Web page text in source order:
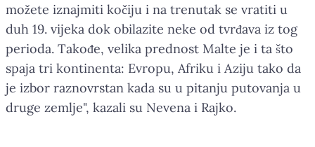
možete iznajmiti kočiju i na trenutak se vratiti u
duh 19. vijeka dok obilazite neke od tvrđava iz tog
perioda. Takođe, velika prednost Malte je i ta što
spaja tri kontinenta: Evropu, Afriku i Aziju tako da
je izbor raznovrstan kada su u pitanju putovanja u
druge zemlje", kazali su Nevena i Rajko.